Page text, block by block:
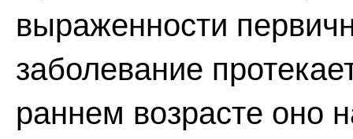
выраженности
заболевание
раннем возрасте оно